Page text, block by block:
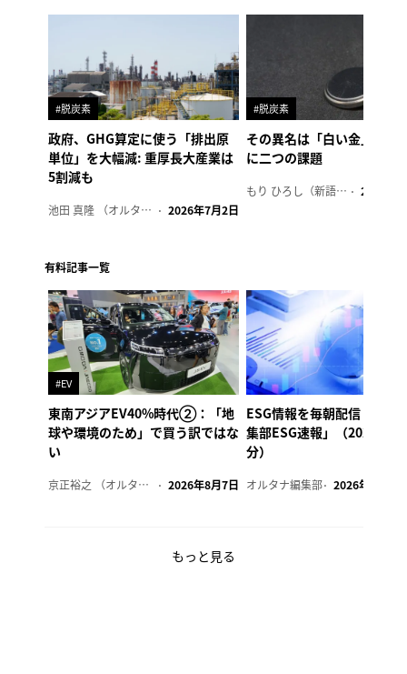
#脱炭素
政府、GHG算定に使う「排出原
単位」を大幅減: 重厚長大産業は
5割減も
池田 真隆 （オルタナ輪番編集長） 2026年7月2日
#脱炭素
その異名は「白い金」、リ
に二つの課題
もり ひろし（新語ウォッチャー） 2023年7
有料記事一覧
#EV
東南アジアEV40%時代②：「地
球や環境のため」で買う訳ではな
い
京正裕之 （オルタナ副編集長） 2026年8月7日
ESG情報を毎朝配信「オル
集部ESG速報」（2026年8
分）
オルタナ編集部 2026年8月7日
もっと見る